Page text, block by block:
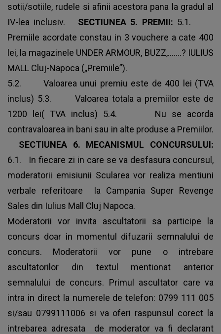
sotii/sotiile, rudele si afinii acestora pana la gradul al
IV-lea inclusiv. SECTIUNEA 5. PREMII: 5.1.
Premiile acordate constau in 3 vouchere a cate 400
lei, la magazinele UNDER ARMOUR, BUZZ,.......? IULIUS
MALL Cluj-Napoca („Premiile”).
5.2. Valoarea unui premiu este de 400 lei (TVA
inclus) 5.3. Valoarea totala a premiilor este de
1200 lei( TVA inclus) 5.4. Nu se acorda
contravaloarea in bani sau in alte produse a Premiilor.
SECTIUNEA 6. MECANISMUL CONCURSULUI:
6.1. In fiecare zi in care se va desfasura concursul,
moderatorii emisiunii Scularea vor realiza mentiuni
verbale referitoare la Campania Super Revenge
Sales din Iulius Mall Cluj Napoca.
Moderatorii vor invita ascultatorii sa participe la
concurs doar in momentul difuzarii semnalului de
concurs. Moderatorii vor pune o intrebare
ascultatorilor din textul mentionat anterior
semnalului de concurs. Primul ascultator care va
intra in direct la numerele de telefon: 0799 111 005
si/sau 0799111006 si va oferi raspunsul corect la
intrebarea adresata de moderator va fi declarant